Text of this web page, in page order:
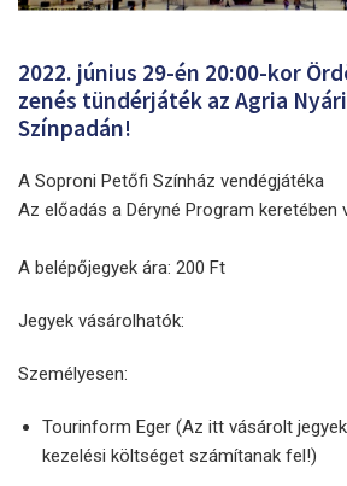
2022. június 29-én 20:00-kor
zenés tündérjáték az Agria
Színpadán!
A Soproni Petőfi Színház vendégjátéka
Az előadás a Déryné Program keretében
A belépőjegyek ára: 200 Ft
Jegyek vásárolhatók:
Személyesen:
Tourinform Eger (Az itt vásárolt
kezelési költséget számítanak fel!)